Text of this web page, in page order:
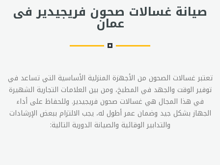
صيانة غسالات صحون فريجيدير فى
عمان
تعتبر غسالات الصحون من الأجهزة المنزلية الأساسية التي تساعد في
توفير الوقت والجهد في المطبخ، ومن بين العلامات التجارية الشهيرة
في هذا المجال هي غسالات صحون فريجيدير. وللحفاظ على أداء
الجهاز بشكل جيد وضمان عمر أطول له، يجب الالتزام ببعض الإرشادات
والتدابير الوقائية والصيانة الدورية التالية: